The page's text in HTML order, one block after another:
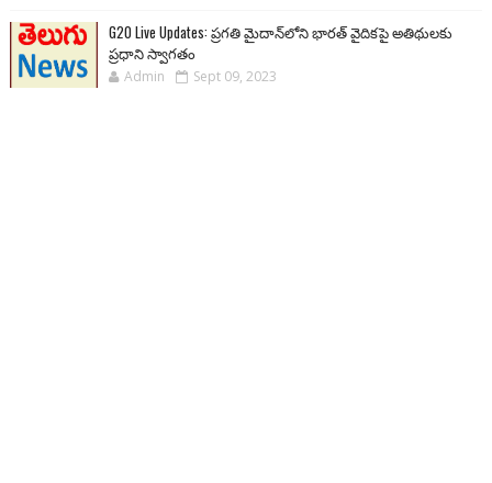
G20 Live Updates: ప్రగతి మైదాన్‌లోని భారత్ వైదికపై అతిథులకు
ప్రధాని స్వాగతం
Admin Sept 09, 2023